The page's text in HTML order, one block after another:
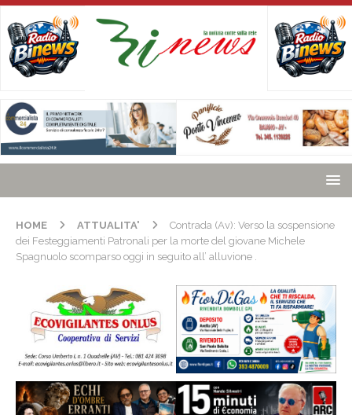
HOME ATTUALITA'
Contrada (Av): Verso la sospensione
dei Festeggiamenti Patronali per la morte del giovane Michele
Spagnuolo scomparso oggi in seguito all’ alluvione .